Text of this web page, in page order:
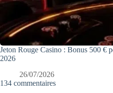
Jeton Rouge Casino : Bonus 500 €
2026
26/07/2026
134 commentaires